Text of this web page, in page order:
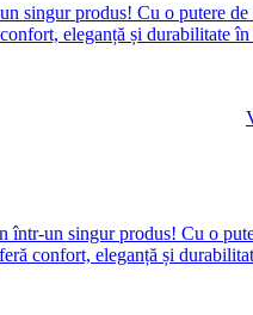
singur produs! Cu o putere de
eleganță și durabilitate
într-un singur produs! Cu o
confort, eleganță și